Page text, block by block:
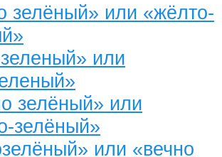
зелёный» или «жёлто-
или
зелёный» или
зелёный»
или «вечно